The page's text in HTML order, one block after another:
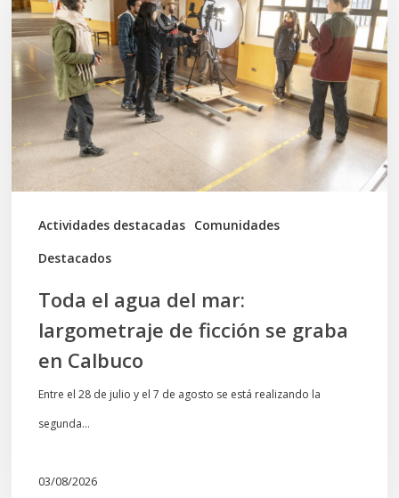
Actividades destacadas Comunidades
Destacados
agua
del
mar:
largometraje
de
ficción
se
graba
Toda el agua del mar:
largometraje de ficción se graba
en Calbuco
Entre el 28 de julio y el 7 de agosto se está realizando la
segunda…
03/08/2026